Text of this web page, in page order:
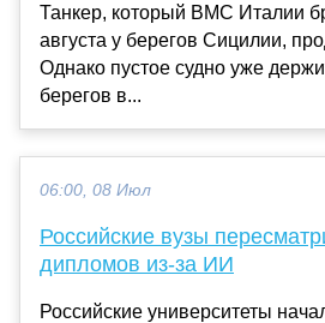
Танкер, который ВМС Италии
августа у берегов Сицилии,
Однако пустое судно уже
берегов в...
06:00, 08 Июл
Российские вузы
дипломов из-за ИИ
Российские университеты